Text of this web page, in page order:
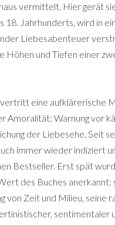
vermittelt. Hier gerät
18. Jahrhunderts, wird in
Liebesabenteuer
Höhen und Tiefen einer
vertritt eine aufklärerische
Amoralität: Warnung vor
der Liebesehe. Seit
immer wieder indiziert
Bestseller. Erst spät
des Buches anerkannt:
von Zeit und Milieu, seine
sentimentaler